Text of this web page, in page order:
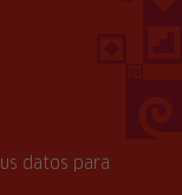
datos para